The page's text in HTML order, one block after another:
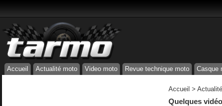
Accueil Actualité moto Video moto Revue technique moto Casque
Accueil >
Quelques